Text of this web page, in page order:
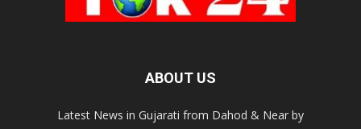
ABOUT US
Latest News in Gujarati from Dahod & Near by